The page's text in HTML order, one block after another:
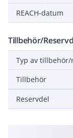
REACH-datum
Tillbehör/
Typ av tillbehör/
Tillbehör
Reservdel